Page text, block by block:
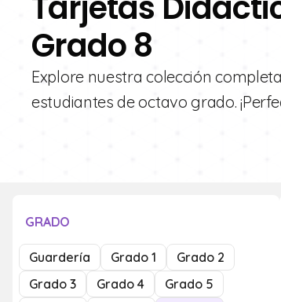
Grado 8
Explore nuestra colección
estudiantes de octavo grado.
GRADO
Guardería Grado 1
Grado 2
Grado 3
Grado 4
Grado 5